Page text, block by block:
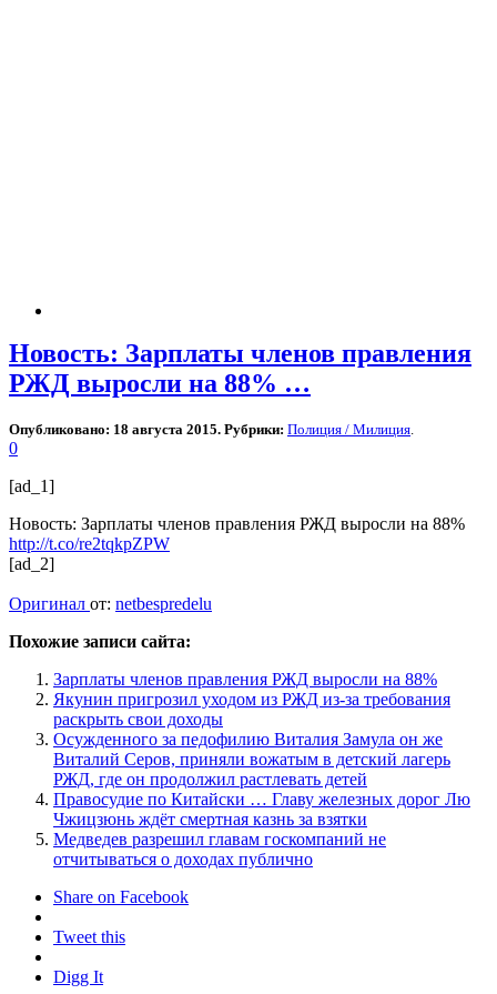
Новость: Зарплаты членов правления
РЖД выросли на 88% …
Опубликовано: 18 августа 2015. Рубрики: Полиция / Милиция
0
[ad_1]
Новость: Зарплаты членов правления РЖД выросли на 88%
http://t.co/re2tqkpZPW
[ad_2]
Оригинал от: netbespredelu
Похожие записи сайта:
Зарплаты членов правления РЖД выросли на 88%
Якунин пригрозил уходом из РЖД из-за требования
раскрыть свои доходы
Осужденного за педофилию Виталия Замула он же
Виталий Серов, приняли вожатым в детский лагерь
РЖД, где он продолжил растлевать детей
Правосудие по Китайски … Главу железных дорог Лю
Чжицзюнь ждёт смертная казнь за взятки
Медведев разрешил главам госкомпаний не
отчитываться о доходах публично
Share on Facebook
Tweet this
Digg It